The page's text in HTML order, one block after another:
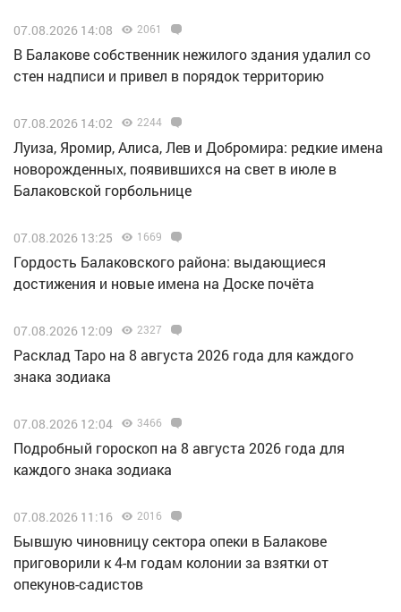
07.08.2026 14:08 2061
В Балакове собственник нежилого здания удалил со
стен надписи и привел в порядок территорию
07.08.2026 14:02 2244
Луиза, Яромир, Алиса, Лев и Добромира: редкие имена
новорожденных, появившихся на свет в июле в
Балаковской горбольнице
07.08.2026 13:25 1669
Гордость Балаковского района: выдающиеся
достижения и новые имена на Доске почёта
07.08.2026 12:09 2327
Расклад Таро на 8 августа 2026 года для каждого
знака зодиака
07.08.2026 12:04 3466
Подробный гороскоп на 8 августа 2026 года для
каждого знака зодиака
07.08.2026 11:16 2016
Бывшую чиновницу сектора опеки в Балакове
приговорили к 4-м годам колонии за взятки от
опекунов-садистов